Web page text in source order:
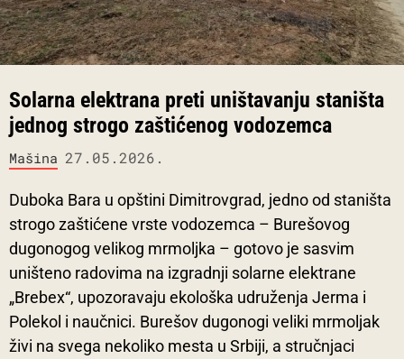
Solarna elektrana preti uništavanju staništa
jednog strogo zaštićenog vodozemca
Mašina 27.05.2026.
Duboka Bara u opštini Dimitrovgrad, jedno od staništa
strogo zaštićene vrste vodozemca – Burešovog
dugonogog velikog mrmoljka – gotovo je sasvim
uništeno radovima na izgradnji solarne elektrane
„Brebex“, upozoravaju ekološka udruženja Jerma i
Polekol i naučnici. Burešov dugonogi veliki mrmoljak
živi na svega nekoliko mesta u Srbiji, a stručnjaci